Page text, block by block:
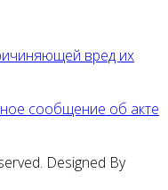
вред их
сообщение об акте
Designed By